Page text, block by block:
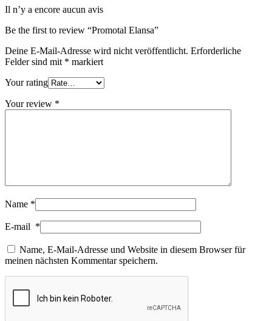
Il n’y a encore aucun avis
Be the first to review “Promotal Elansa”
Deine E-Mail-Adresse wird nicht veröffentlicht. Erforderliche
Felder sind mit * markiert
Your rating
Your review *
Name *
E-mail *
Name, E-Mail-Adresse und Website in diesem Browser für
meinen nächsten Kommentar speichern.